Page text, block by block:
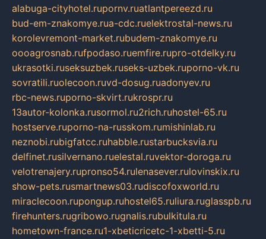
alabuga-cityhotel.rupornv.ruatlantpereezd.ru
bud-em-znakomye.rua-cdc.ruelektrostal-news.ru
korolevremont-market.rubudem-znakomye.ru
oooagrosnab.rufpodaso.ruemfire.rupro-otdelky.ru
ukrasotki.ruseksuzbek.ruseks-uzbek.ruporno-vk.ru
sovratili.ruolecoon.ruvd-dosug.ruadonyev.ru
rbc-news.ruporno-skvirt.rukrospr.ru
13autor-kolonka.rusormol.ru2rich.ruhostel-65.ru
hostserve.ruporno-na-russkom.rumishinlab.ru
neznobi.rubigfatcc.ruhabble.rustarbucksvia.ru
delfinet.rusilvernano.ruelestal.ruvektor-doroga.ru
velotrenajery.rupronso54.rulenasever.rulovinskix.ru
show-pets.rusmartnews03.rudiscofoxworld.ru
miraclecoon.rupongup.ruhostel65.ruliura.ruglasspb.ru
firehunters.rugribowo.rugnalis.rubulkitula.ru
hometown-france.ru1-xbeticricetc-1-xbetti-5.ru